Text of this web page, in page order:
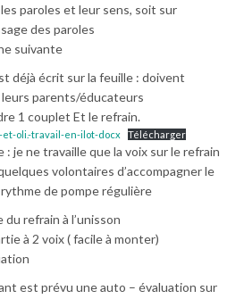
paroles et leur sens, soit sur
des paroles
suivante
déjà écrit sur la feuille : doivent
parents/éducateurs
1 couplet Et le refrain.
oli.-travail-en-ilot-docx Télécharger
: je ne travaille que la voix sur le refrain
volontaires d’accompagner le
de pompe régulière
du refrain à l’unisson
à 2 voix ( facile à monter)
est prévu une auto – évaluation sur